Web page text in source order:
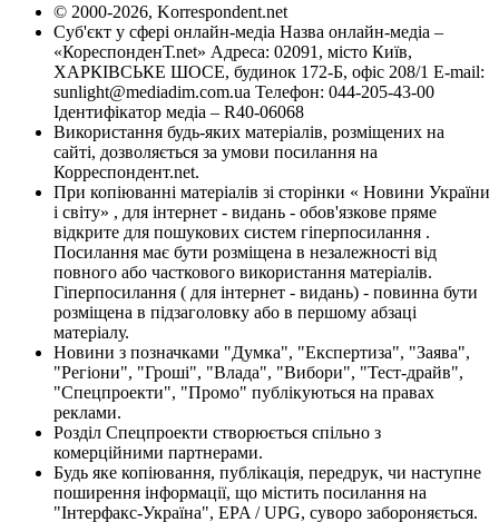
© 2000-2026, Korrespondent.net
Суб'єкт у сфері онлайн-медіа Назва онлайн-медіа –
«КореспонденТ.net» Адреса: 02091, місто Київ,
ХАРКІВСЬКЕ ШОСЕ, будинок 172-Б, офіс 208/1 E-mail:
sunlight@mediadim.com.ua Телефон: 044-205-43-00
Ідентифікатор медіа – R40-06068
Використання будь-яких матеріалів, розміщених на
сайті, дозволяється за умови посилання на
Корреспондент.net.
При копіюванні матеріалів зі сторінки « Новини України
і світу» , для інтернет - видань - обов'язкове пряме
відкрите для пошукових систем гіперпосилання .
Посилання має бути розміщена в незалежності від
повного або часткового використання матеріалів.
Гіперпосилання ( для інтернет - видань) - повинна бути
розміщена в підзаголовку або в першому абзаці
матеріалу.
Новини з позначками "Думка", "Експертиза", "Заява",
"Регіони", "Гроші", "Влада", "Вибори", "Тест-драйв",
"Спецпроекти", "Промо" публікуються на правах
реклами.
Розділ Спецпроекти створюється спільно з
комерційними партнерами.
Будь яке копіювання, публікація, передрук, чи наступне
поширення інформації, що містить посилання на
"Інтерфакс-Україна", EPA / UPG, суворо забороняється.